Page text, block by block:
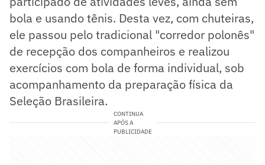
bola e usando tênis. Desta vez, com chuteiras,
ele passou pelo tradicional "corredor polonês"
de recepção dos companheiros e realizou
exercícios com bola de forma individual, sob
acompanhamento da preparação física da
Seleção Brasileira.
CONTINUA
APÓS A
PUBLICIDADE